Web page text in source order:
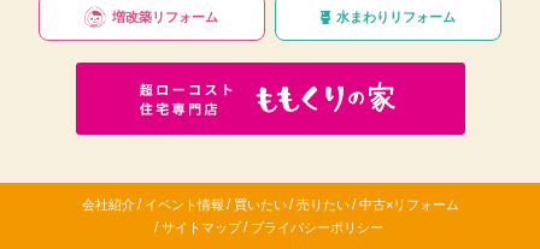
増改築リフォーム 水まわりリフォーム
会社紹介 / イベント情報 / 買いたい / 売りたい / 中古×リフォーム
/ サイトマップ / プライバシーポリシー